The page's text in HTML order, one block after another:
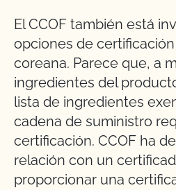
El CCOF también está
opciones de
coreana. Parece que, a
ingredientes del
lista de ingredientes
cadena de suministro
certificación. CCOF ha
relación con un
proporcionar una